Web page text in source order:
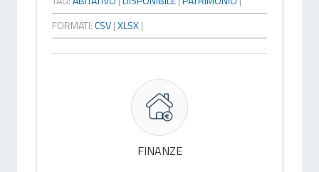
FORMATI:CSV|XLSX|
FINANZE